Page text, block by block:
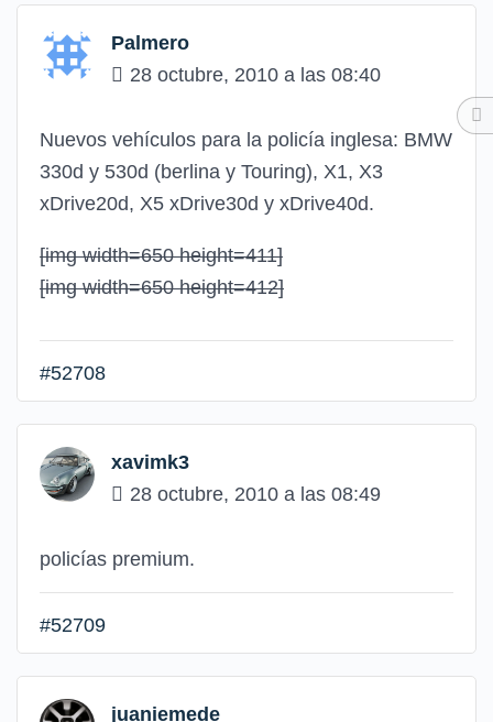
Palmero
28 octubre, 2010 a las 08:40
Nuevos vehículos para la policía inglesa: BMW
330d y 530d (berlina y Touring), X1, X3
xDrive20d, X5 xDrive30d y xDrive40d.
[img width=650 height=411]
[img width=650 height=412]
#52708
xavimk3
28 octubre, 2010 a las 08:49
policías premium.
#52709
juaniemede